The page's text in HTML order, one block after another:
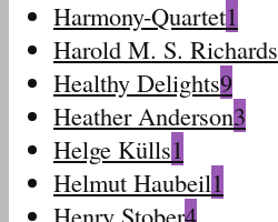
Harmony-Quartet1
Harold M. S. Richards
Healthy Delights9
Heather Anderson3
Helge Külls1
Helmut Haubeil1
Henry Stober4